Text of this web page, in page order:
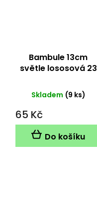
Bambule 13cm
světle lososová 23
Skladem (9 ks)
65 Kč
Do košíku